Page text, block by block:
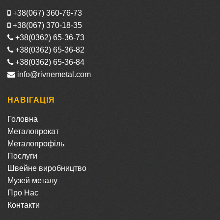
+38(067) 360-76-73
+38(067) 370-18-35
+38(0362) 65-36-73
+38(0362) 65-36-82
+38(0362) 65-36-84
info@rivnemetal.com
НАВІГАЦІЯ
Головна
Металопрокат
Металопрофіль
Послуги
Швейне виробництво
Музей металу
Про Нас
Контакти